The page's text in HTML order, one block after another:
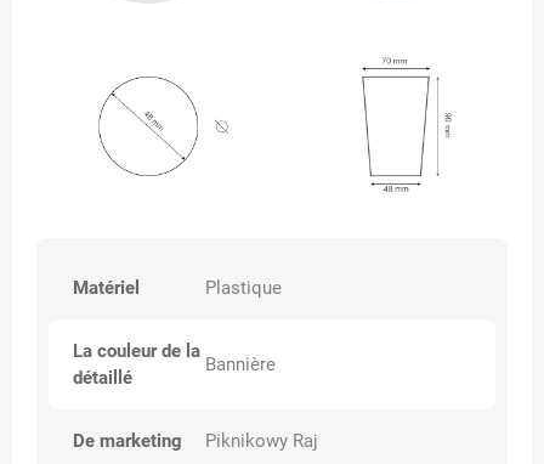
Matériel Plastique
La couleur de la
détaillé
Bannière
De marketing Piknikowy Raj